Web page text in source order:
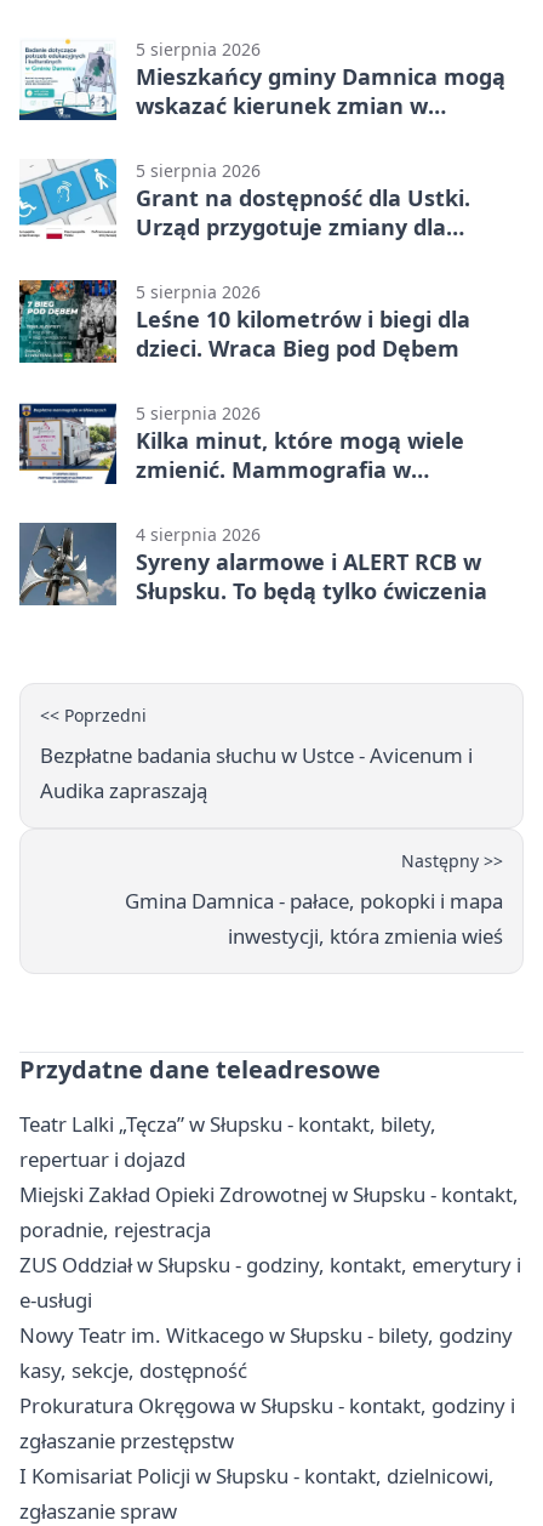
5 sierpnia 2026
Mieszkańcy gminy Damnica mogą
wskazać kierunek zmian w
5 sierpnia 2026
Grant na dostępność dla Ustki.
Urząd przygotuje zmiany dla
5 sierpnia 2026
Leśne 10 kilometrów i biegi dla
dzieci. Wraca Bieg pod Dębem
5 sierpnia 2026
Kilka minut, które mogą wiele
zmienić. Mammografia w
4 sierpnia 2026
Syreny alarmowe i ALERT RCB w
Słupsku. To będą tylko ćwiczenia
<< Poprzedni
Bezpłatne badania słuchu w Ustce - Avicenum i
Audika zapraszają
Następny >>
Gmina Damnica - pałace, pokopki i mapa
inwestycji, która zmienia wieś
Przydatne dane teleadresowe
Teatr Lalki „Tęcza” w Słupsku - kontakt, bilety,
repertuar i dojazd
Miejski Zakład Opieki Zdrowotnej w Słupsku - kontakt,
poradnie, rejestracja
ZUS Oddział w Słupsku - godziny, kontakt, emerytury i
e-usługi
Nowy Teatr im. Witkacego w Słupsku - bilety, godziny
kasy, sekcje, dostępność
Prokuratura Okręgowa w Słupsku - kontakt, godziny i
zgłaszanie przestępstw
I Komisariat Policji w Słupsku - kontakt, dzielnicowi,
zgłaszanie spraw